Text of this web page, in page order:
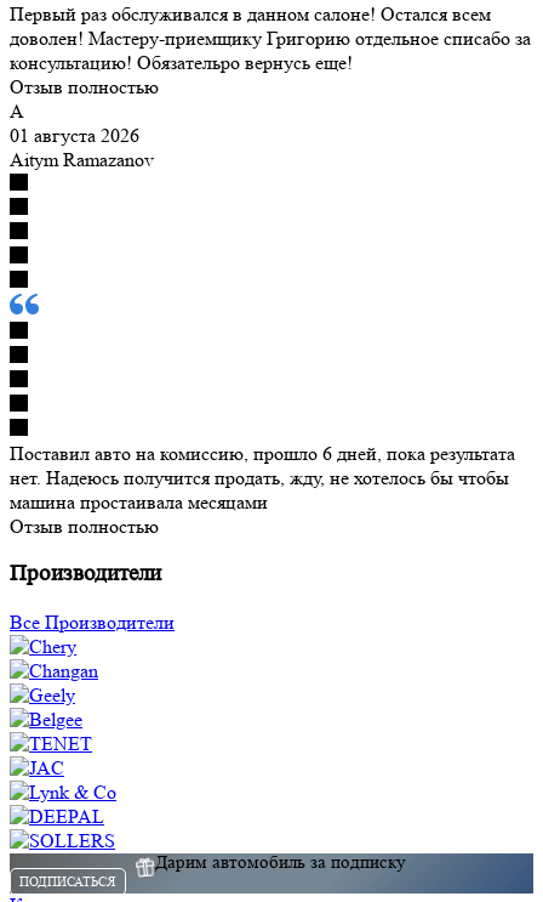
Первый раз обслуживался в данном салоне! Остался всем
доволен! Мастеру-приемщику Григорию отдельное списабо за
консультацию! Обязательро вернусь еще!
Отзыв полностью
A
01 августа 2026
Aitym Ramazanov
Поставил авто на комиссию, прошло 6 дней, пока результата
нет. Надеюсь получится продать, жду, не хотелось бы чтобы
машина простаивала месяцами
Отзыв полностью
Производители
Все Производители
Дарим автомобиль за подписку
ПОДПИСАТЬСЯ